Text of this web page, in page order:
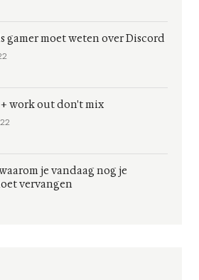
gamer moet weten over Discord
work out don't mix
je vandaag nog je
vervangen